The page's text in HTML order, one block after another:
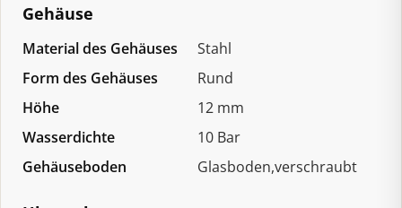
Gehäuse
Material des Gehäuses
Stahl
Form des Gehäuses
Rund
Höhe
12 mm
Wasserdichte
10 Bar
Gehäuseboden
Glasboden,verschraubt